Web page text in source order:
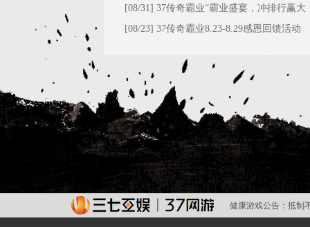
停！”
[08/31] 37传奇霸业“霸业盛宴，冲排行赢大
礼！”
[08/23] 37传奇霸业8.23-8.29感恩回馈活动
健康游戏公告： 抵制